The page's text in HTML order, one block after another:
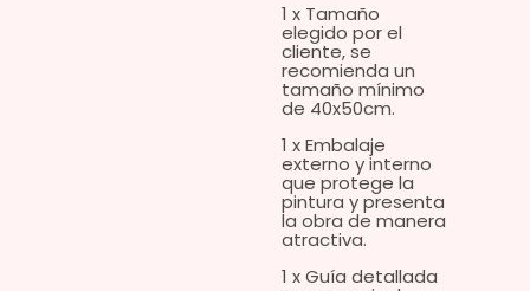
1 x Tamaño
elegido por el
cliente, se
recomienda un
tamaño mínimo
de 40x50cm.
1 x Embalaje
externo y interno
que protege la
pintura y presenta
la obra de manera
atractiva.
1 x Guía detallada